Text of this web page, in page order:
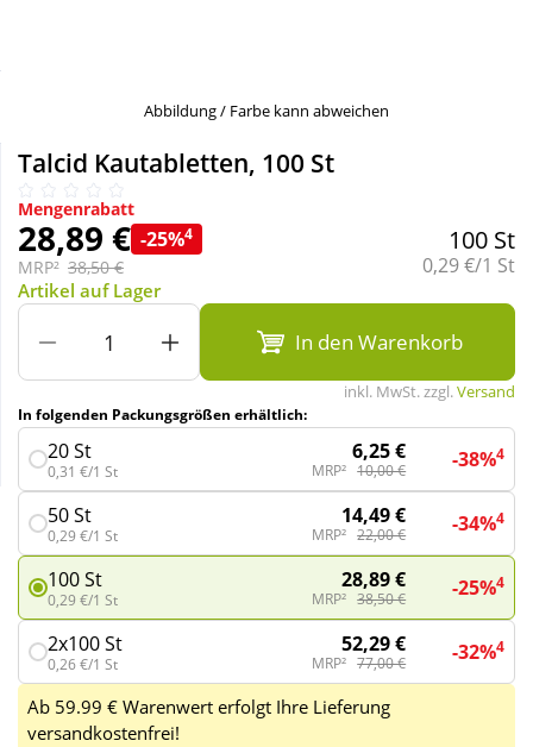
Täglich gut versorgt
Nahrungsergänzung
Natur & Homöopathie
Sanitätshaus
Wellness
Abbildung / Farbe kann abweichen
Talcid Kautabletten, 100 St
Mengenrabatt
28,89 € -25%4
MRP² 38,50 €
100 St
Grundpreis:
0,29 €/1 St
Artikel auf Lager
In den Warenkorb
inkl. MwSt. zzgl.Versand
In folgenden Packungsgrößen erhältlich:
20 St
0,31 €/1 St
6,25 €
MRP² 10,00 € -38%4
50 St
0,29 €/1 St
14,49 €
MRP² 22,00 € -34%4
100 St
0,29 €/1 St
28,89 €
MRP² 38,50 € -25%4
2x100 St
0,26 €/1 St
52,29 €
MRP² 77,00 € -32%4
Ab 59.99 € Warenwert erfolgt Ihre Lieferung
versandkostenfrei!